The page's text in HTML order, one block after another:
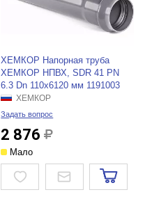
ХЕМКОР Напорная труба
ХЕМКОР НПВХ, SDR 41 PN
6.3 Dn 110x6120 мм 1191003
ХЕМКОР
Задать вопрос
2 876
Мало